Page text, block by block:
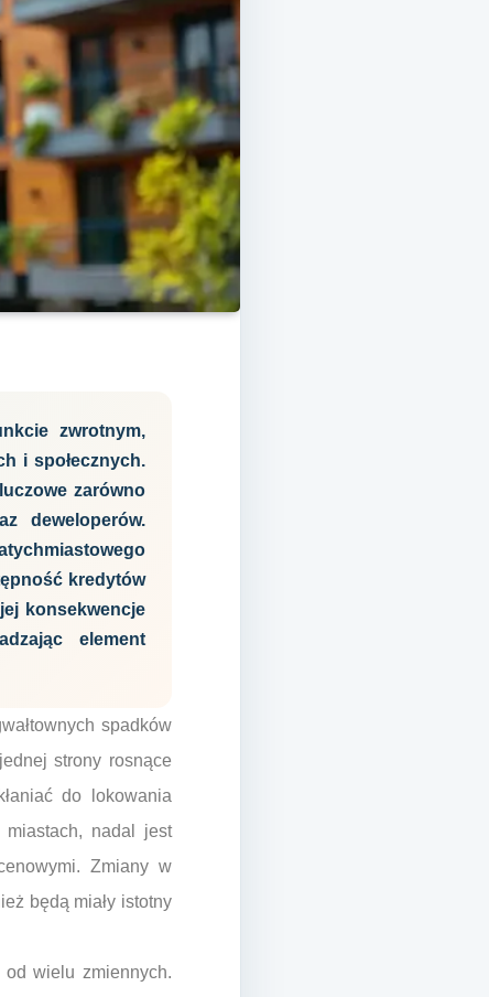
zwrotnym,
i społecznych.
zarówno
deweloperów.
kredytów
konsekwencje
element
spadków
strony rosnące
do lokowania
miastach, nadal jest
Zmiany w
będą miały istotny
wielu zmiennych.